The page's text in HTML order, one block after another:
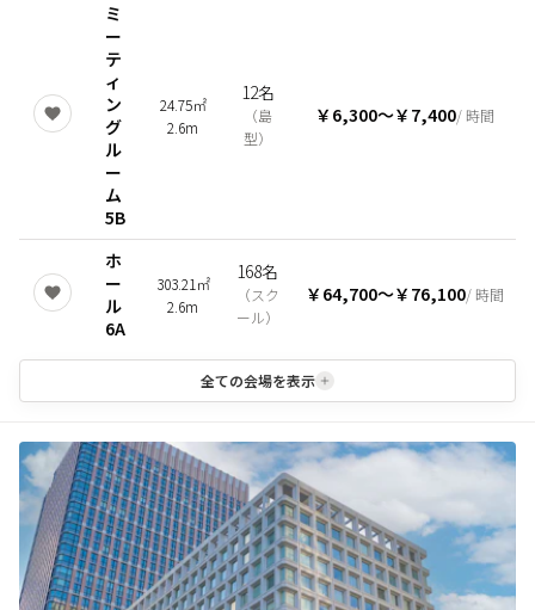
ミ
ー
テ
ィ
ン
グ
ル
ー
ム
5B
24.75㎡
2.6m
12名
（島
型）
￥6,300〜￥7,400/ 時間
ホ
ー
ル
6A
303.21㎡
2.6m
168名
（スク
ール）
￥64,700〜￥76,100/ 時間
全ての会場を表示